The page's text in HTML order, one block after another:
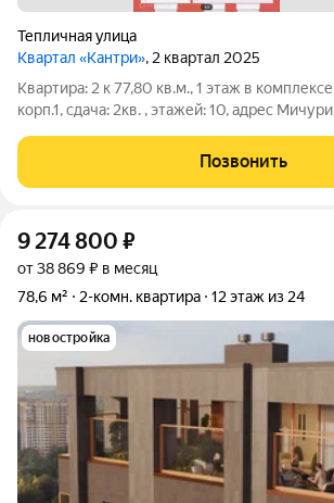
Тепличная улица
Квартал «Кантри», 2 квартал 2025
Квартира: 2 к 77,80 кв.м., 1 этаж в
корп.1, сдача: 2кв. , этажей: 10, адрес
комфорт-класса с огороженной
Высота домов варьируется
Позвонить
9 274 800 ₽
от 38 869 ₽ в месяц
78,6 м²
2-комн. квартира 12 этаж из 24
новостройка